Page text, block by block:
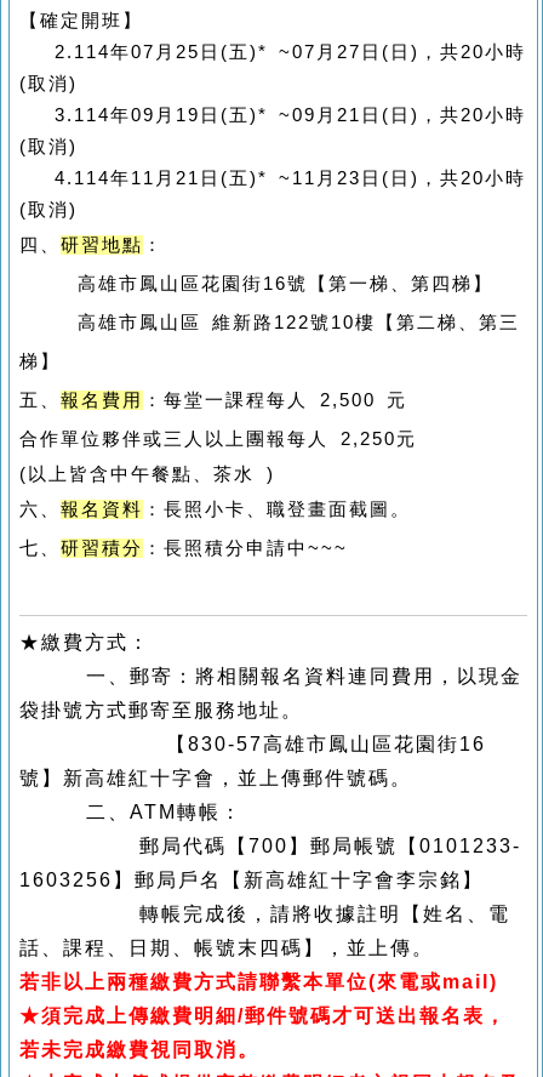
【確定開班】
2. 114年07月25日(五)* ~07月27日(日) ，共20小時
(取消)
3. 114年09月19日(五)* ~09月21日(日) ，共20小時
(取消)
4. 114年11月21日(五)* ~11月23日(日) ，共20小時
(取消)
四、 研習地點 ：
高雄市鳳山區花園街16號【第一梯、第四梯】
高雄市鳳山區 維新路122號10樓【第二梯、第三
梯】
五、 報名費用
：每堂一課程每人 2,500 元
合作單位夥伴或三人以上團報每人 2,250元
( 以上皆含中午餐點、茶水 )
六、 報名資料 ：長照小卡、職登畫面截圖。
七、 研習積分 ：長照積分申請中~~~
★繳費方式：
一、郵寄：將相關報名資料連同費用，以現金
袋掛號方式郵寄至服務地址。
【830-57高雄市鳳山區花園街16
號】新高雄紅十字會，並上傳郵件號碼。
二、ATM轉帳：
郵局代碼【700】郵局帳號【0101233-
1603256】郵局戶名【新高雄紅十字會李宗銘】
轉帳完成後，請將收據註明【姓名、電
話、課程、日期、帳號末四碼】，並上傳。
若非以上兩種繳費方式請聯繫本單位(來電或mail)
★須完成上傳繳費明細/郵件號碼才可送出報名表，
若未完成繳費視同取消。